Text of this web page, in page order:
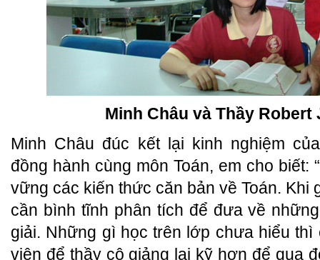
Minh Châu và Thầy Robert
Minh Châu đúc kết lại kinh nghiệm
đồng hành cùng môn Toán, em cho biết:
vững các kiến thức căn bản về Toán. Khi
cần bình tĩnh phân tích để đưa về
giải. Những gì học trên lớp chưa hiểu thì
viên để thầy cô giảng lại kỹ hơn để qua